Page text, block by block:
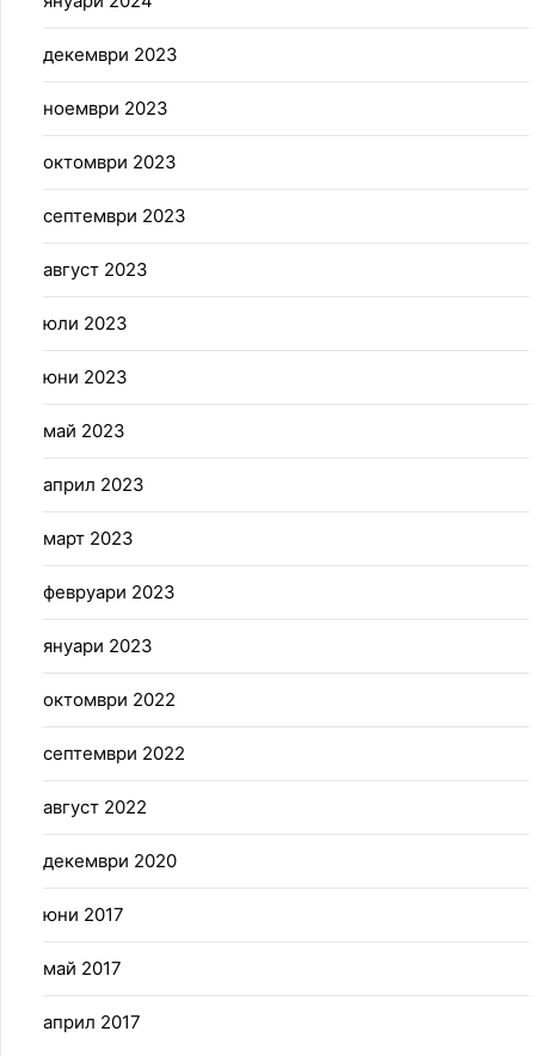
декември 2023
ноември 2023
октомври 2023
септември 2023
август 2023
юли 2023
юни 2023
май 2023
април 2023
март 2023
февруари 2023
януари 2023
октомври 2022
септември 2022
август 2022
декември 2020
юни 2017
май 2017
април 2017